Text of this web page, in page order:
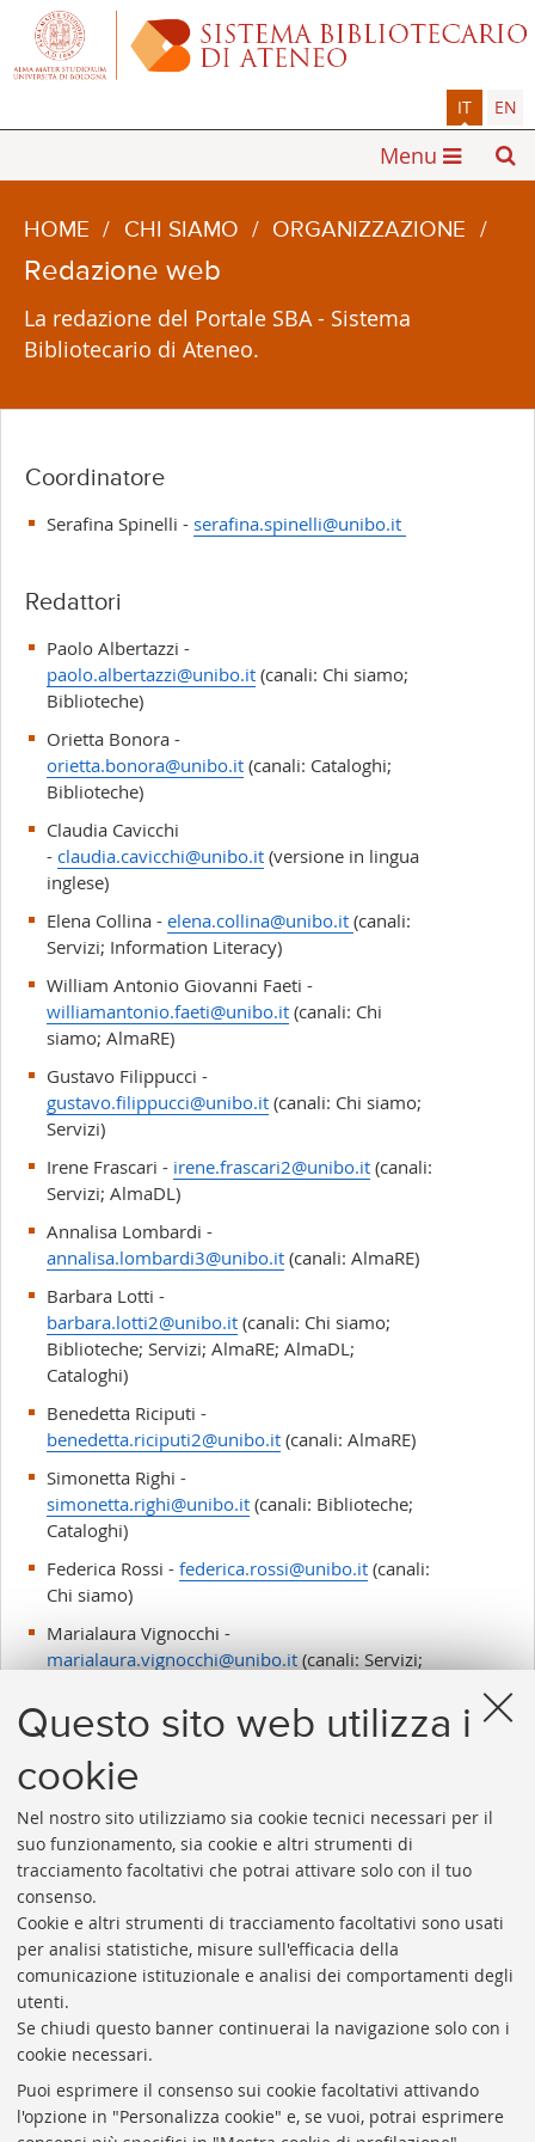
Questo sito web utilizza i
cookie
Nel nostro sito utilizziamo sia cookie tecnici necessari per il
suo funzionamento, sia cookie e altri strumenti di
tracciamento facoltativi che potrai attivare solo con il tuo
consenso.
Cookie e altri strumenti di tracciamento facoltativi sono usati
per analisi statistiche, misure sull'efficacia della
comunicazione istituzionale e analisi dei comportamenti degli
utenti.
Se chiudi questo banner continuerai la navigazione solo con i
cookie necessari.
Puoi esprimere il consenso sui cookie facoltativi attivando
l'opzione in "Personalizza cookie" e, se vuoi, potrai esprimere
IT EN
Menu
HOME / CHI SIAMO / ORGANIZZAZIONE /
Redazione web
La redazione del Portale SBA - Sistema
Bibliotecario di Ateneo.
Coordinatore
Serafina Spinelli - serafina.spinelli@unibo.it
Redattori
Paolo Albertazzi -
paolo.albertazzi@unibo.it(canali: Chi siamo;
Biblioteche)
Orietta Bonora -
orietta.bonora@unibo.it(canali: Cataloghi;
Biblioteche)
Claudia Cavicchi
- claudia.cavicchi@unibo.it(versione in lingua
inglese)
Elena Collina - elena.collina@unibo.it (canali:
Servizi; Information Literacy)
William Antonio Giovanni Faeti -
williamantonio.faeti@unibo.it(canali: Chi
siamo; AlmaRE)
Gustavo Filippucci -
gustavo.filippucci@unibo.it(canali: Chi siamo;
Servizi)
Irene Frascari - irene.frascari2@unibo.it(canali:
Servizi; AlmaDL)
Annalisa Lombardi -
annalisa.lombardi3@unibo.it(canali: AlmaRE)
Barbara Lotti -
barbara.lotti2@unibo.it(canali: Chi siamo;
Biblioteche; Servizi; AlmaRE; AlmaDL;
Cataloghi)
Benedetta Riciputi -
benedetta.riciputi2@unibo.it(canali: AlmaRE)
Simonetta Righi -
simonetta.righi@unibo.it(canali: Biblioteche;
Cataloghi)
Federica Rossi - federica.rossi@unibo.it(canali:
Chi siamo)
Marialaura Vignocchi -
marialaura.vignocchi@unibo.it(canali: Servizi;
Enrica Zani - enrica.zani@unibo.it (canali: Chi
Rubrica di Ateneo
Rss
Statistiche
Biblioteche di Ateneo